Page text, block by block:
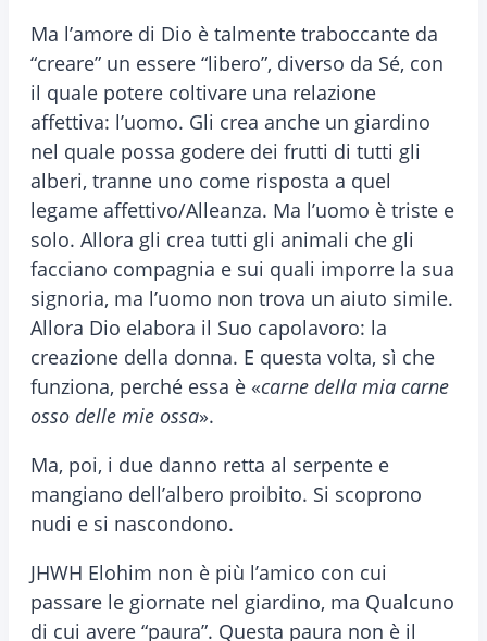
Ma l’amore di Dio è talmente traboccante da
“creare” un essere “libero”, diverso da Sé, con
il quale potere coltivare una relazione
affettiva: l’uomo. Gli crea anche un giardino
nel quale possa godere dei frutti di tutti gli
alberi, tranne uno come risposta a quel
legame affettivo/Alleanza. Ma l’uomo è triste e
solo. Allora gli crea tutti gli animali che gli
facciano compagnia e sui quali imporre la sua
signoria, ma l’uomo non trova un aiuto simile.
Allora Dio elabora il Suo capolavoro: la
creazione della donna. E questa volta, sì che
funziona, perché essa è «carne della mia carne
osso delle mie ossa».
Ma, poi, i due danno retta al serpente e
mangiano dell’albero proibito. Si scoprono
nudi e si nascondono.
JHWH Elohim non è più l’amico con cui
passare le giornate nel giardino, ma Qualcuno
di cui avere “paura”. Questa paura non è il